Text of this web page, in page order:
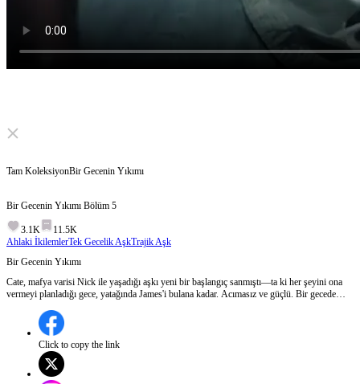
Click to unmute
Tam KoleksiyonBir Gecenin Yıkımı
Bir Gecenin Yıkımı Bölüm 5
3.1K
11.5K
Ahlaki İkilemlerTek Gecelik AşkTrajik Aşk
Bir Gecenin Yıkımı
Cate, mafya varisi Nick ile yaşadığı aşkı yeni bir başlangıç sanmıştı—ta ki her şeyini ona
vermeyi planladığı gece, yatağında James'i bulana kadar. Acımasız ve güçlü. Bir gecede
adam, yer altı dünyasının hükümdarıydı—ve sevgilisinin babası.
Click to copy the link